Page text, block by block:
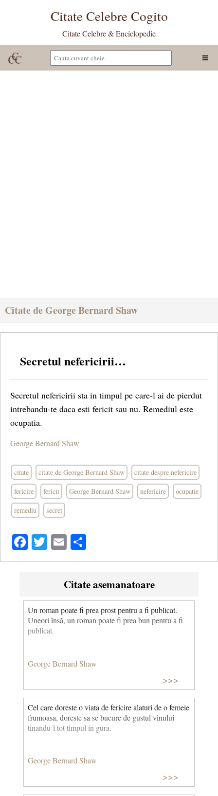
Citate Celebre Cogito
Citate Celebre & Enciclopedie
Citate de George Bernard Shaw
Secretul nefericirii…
Secretul nefericirii sta in timpul pe care-l ai de pierdut
intrebandu-te daca esti fericit sau nu. Remediul este
ocupatia.
George Bernard Shaw
citate citate de George Bernard Shaw citate despre nefericire
fericire fericit George Bernard Shaw nefericire ocupatie
remediu secret
Facebook
Twitter
Email
Citate asemanatoare
Un roman poate fi prea prost pentru a fi publicat.
Uneori însă, un roman poate fi prea bun pentru a fi
publicat.
George Bernard Shaw
>>>
Cel care doreste o viata de fericire alaturi de o femeie
frumoasa, doreste sa se bucure de gustul vinului
tinandu-l tot timpul in gura.
George Bernard Shaw
>>>